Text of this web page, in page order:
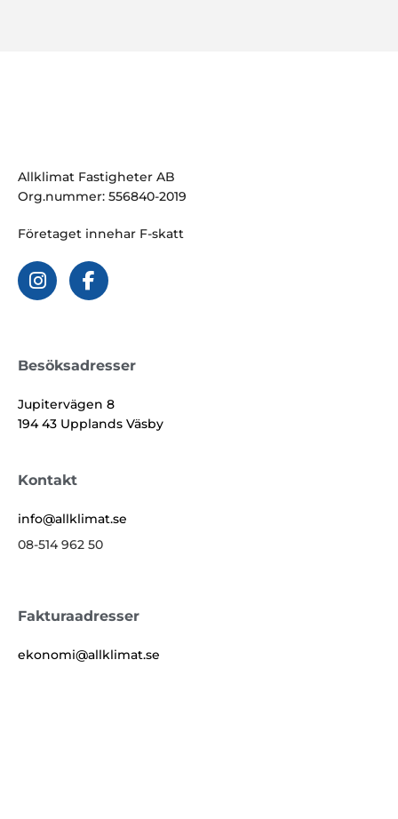
Allklimat Fastigheter AB
Org.nummer: 556840-2019
Företaget innehar F-skatt
Besöksadresser
Jupitervägen 8
194 43 Upplands Väsby
Kontakt
info@allklimat.se
08-514 962 50
Fakturaadresser
ekonomi@allklimat.se